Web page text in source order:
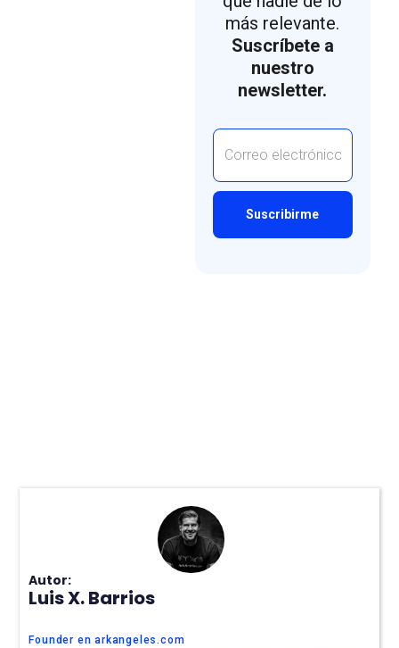
más relevante.
Suscríbete a
nuestro
newsletter.
Autor:
Luis X. Barrios
Founder en arkangeles.com